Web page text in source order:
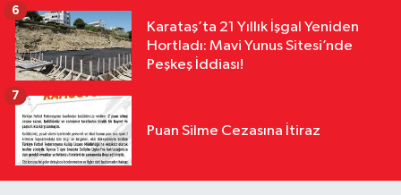
Karataş’ta 21 Yıllık İşgal Yeniden
Hortladı: Mavi Yunus Sitesi’nde
Peşkeş İddiası!
6
Puan Silme Cezasına İtiraz
7